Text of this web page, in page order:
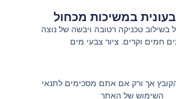
במשיכות מכחול
בשילוב טכניקה רטובה ויבשה של נוצה
חמים וקרים. ציור צבעי מים
אך ורק אם אתם מסכימים לתנאי
השימוש של האתר